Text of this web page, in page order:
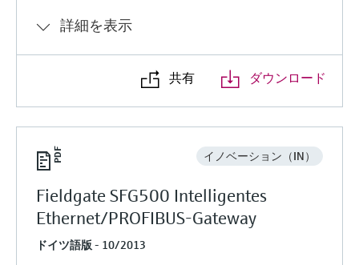
詳細を表示
共有 ダウンロード
イノベーション（IN）
Fieldgate SFG500 Intelligentes
Ethernet/PROFIBUS-Gateway
ドイツ語版 - 10/2013